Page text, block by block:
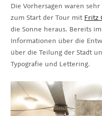
Die Vorhersagen waren
zum Start der Tour mit Fritz
die Sonne heraus. Bereits
Informationen über die
über die Teilung der Stadt
Typografie und Lettering.